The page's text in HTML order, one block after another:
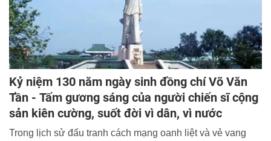
Kỷ niệm 130 năm ngày sinh đồng chí Võ Văn
Tần - Tấm gương sáng của người chiến sĩ cộng
sản kiên cường, suốt đời vì dân, vì nước
Trong lịch sử đấu tranh cách mạng oanh liệt và vẻ vang